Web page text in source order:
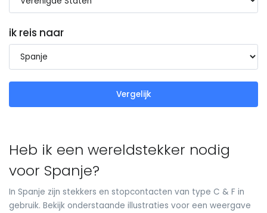
ik reis naar
Vergelijk
Heb ik een wereldstekker nodig
voor Spanje?
In Spanje zijn stekkers en stopcontacten van type C & F in
gebruik. Bekijk onderstaande illustraties voor een weergave